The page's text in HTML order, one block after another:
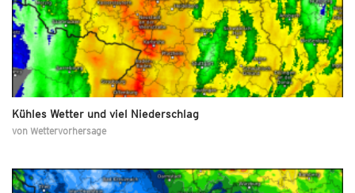
Kühles Wetter und viel Niederschlag
von Wettervorhersage